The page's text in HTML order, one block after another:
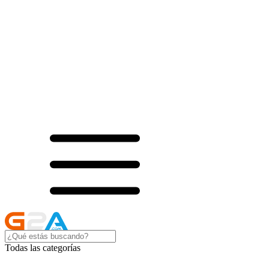
Todas las categorías